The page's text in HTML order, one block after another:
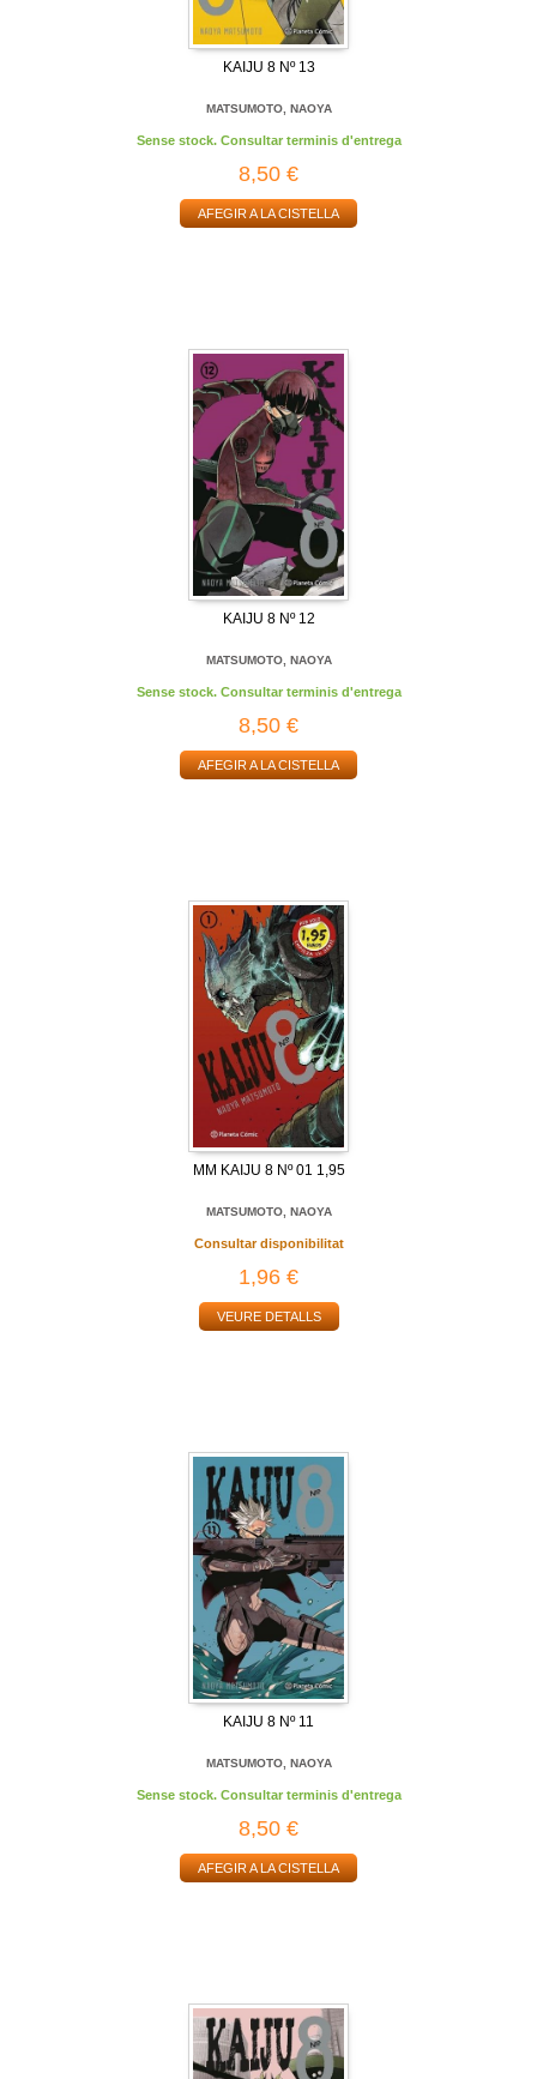
KAIJU 8 Nº 13
MATSUMOTO, NAOYA
Sense stock. Consultar terminis d'entrega
8,50 €
AFEGIR A LA CISTELLA
KAIJU 8 Nº 12
MATSUMOTO, NAOYA
Sense stock. Consultar terminis d'entrega
8,50 €
AFEGIR A LA CISTELLA
MM KAIJU 8 Nº 01 1,95
MATSUMOTO, NAOYA
Consultar disponibilitat
1,96 €
VEURE DETALLS
KAIJU 8 Nº 11
MATSUMOTO, NAOYA
Sense stock. Consultar terminis d'entrega
8,50 €
AFEGIR A LA CISTELLA